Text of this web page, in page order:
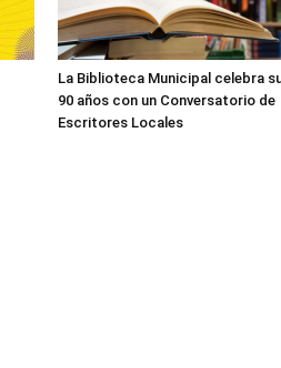
La Biblioteca Municipal celebra
90 años con un Conversatorio de
Escritores Locales